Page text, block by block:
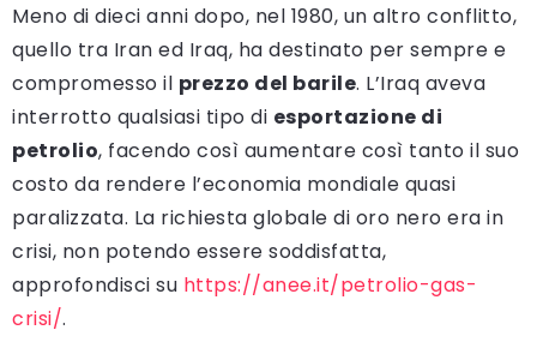
Meno di dieci anni dopo, nel 1980, un altro conflitto,
quello tra Iran ed Iraq, ha destinato per sempre e
compromesso il prezzo del barile. L’Iraq aveva
interrotto qualsiasi tipo di esportazione di
petrolio, facendo così aumentare così tanto il suo
costo da rendere l’economia mondiale quasi
paralizzata. La richiesta globale di oro nero era in
crisi, non potendo essere soddisfatta,
approfondisci su https://anee.it/petrolio-gas-
crisi/.